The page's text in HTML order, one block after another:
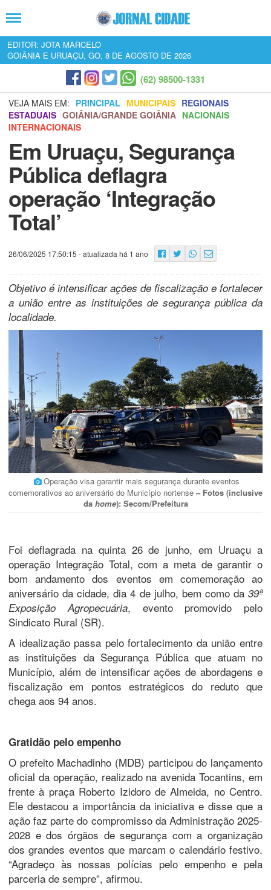
EDITOR: JOTA MARCELO
GOIÂNIA E URUAÇU, GO, 8 DE AGOSTO DE 2026
(62) 98500-1331
VEJA MAIS EM: PRINCIPAL MUNICIPAIS REGIONAIS
ESTADUAIS GOIÂNIA/GRANDE GOIÂNIA NACIONAIS
INTERNACIONAIS
Em Uruaçu, Segurança
Pública deflagra
operação ‘Integração
Total’
26/06/2025 17:50:15 - atualizada há 1 ano
Objetivo é intensificar ações de fiscalização e fortalecer
a união entre as instituições de segurança pública da
localidade.
Operação visa garantir mais segurança durante eventos
comemorativos ao aniversário do Município nortense – Fotos (inclusive
da home): Secom/Prefeitura
Foi deflagrada na quinta 26 de junho, em Uruaçu a
operação Integração Total, com a meta de garantir o
bom andamento dos eventos em comemoração ao
aniversário da cidade, dia 4 de julho, bem como da 39ª
Exposição Agropecuária, evento promovido pelo
Sindicato Rural (SR).
A idealização passa pelo fortalecimento da união entre
as instituições da Segurança Pública que atuam no
Município, além de intensificar ações de abordagens e
fiscalização em pontos estratégicos do reduto que
chega aos 94 anos.
Gratidão pelo empenho
O prefeito Machadinho (MDB) participou do lançamento
oficial da operação, realizado na avenida Tocantins, em
frente à praça Roberto Izidoro de Almeida, no Centro.
Ele destacou a importância da iniciativa e disse que a
ação faz parte do compromisso da Administração 2025-
2028 e dos órgãos de segurança com a organização
dos grandes eventos que marcam o calendário festivo.
“Agradeço às nossas polícias pelo empenho e pela
parceria de sempre”, afirmou.